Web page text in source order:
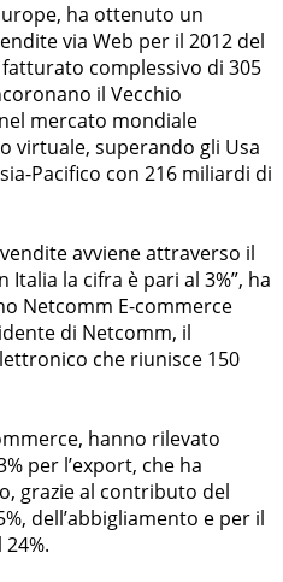
ha ottenuto un
via Web per il 2012 del
complessivo di 305
il Vecchio
mercato mondiale
virtuale, superando gli Usa
Pacifico con 216 miliardi di
avviene attraverso il
la cifra è pari al 3%”, ha
Netcomm E-commerce
di Netcomm, il
che riunisce 150
hanno rilevato
per l’export, che ha
grazie al contributo del
dell’abbigliamento e per il